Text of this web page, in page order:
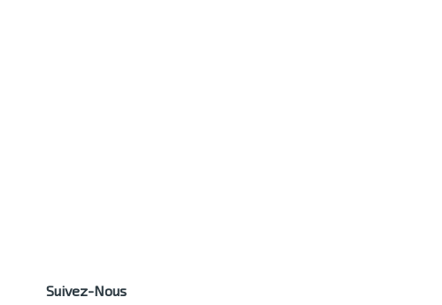
Suivez-Nous